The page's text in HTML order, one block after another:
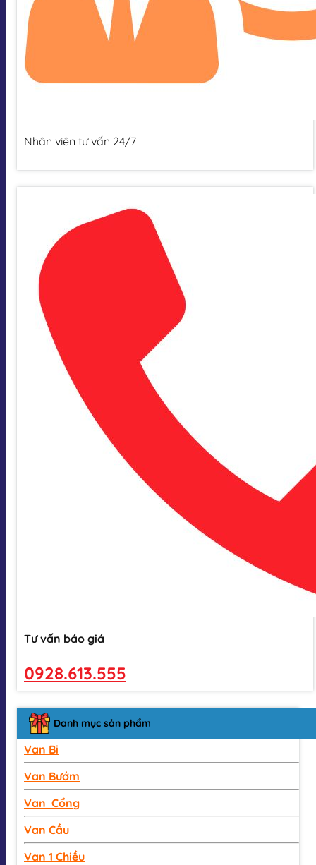
Nhân viên tư vấn 24/7
Tư vấn báo giá
0928.613.555
Danh mục sản phẩm
Van Bi
Van Bướm
Van Cổng
Van Cầu
Van 1 Chiều